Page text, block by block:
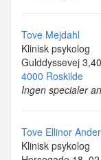
Tove Mejdahl
Klinisk psykolog
Gulddyssevej
4000 Roskilde
Ingen specialer
Tove Ellinor
Klinisk psykolog